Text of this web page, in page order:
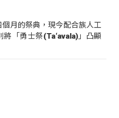
月的祭典，現今配合族人工
「勇士祭(Ta‘avala)」凸顯